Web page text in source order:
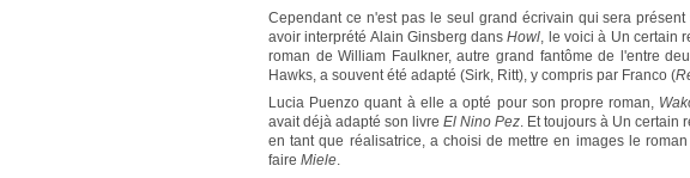
Cependant ce n'est pas le seul grand écrivain qui sera
avoir interprété Alain Ginsberg dansHowl, le voici à Un certain
roman de William Faulkner, autre grand fantôme de l'entre
Hawks, a souvent été adapté (Sirk, Ritt), y compris par Franco (
Lucia Puenzo quant à elle a opté pour son propre roman,
avait déjà adapté son livre El Nino Pez. Et toujours à Un certain
en tant que réalisatrice, a choisi de mettre en images le
faire Miele.